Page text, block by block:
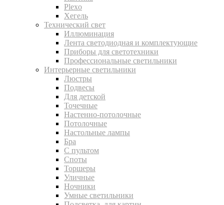
Plexo
Хегель
Технический свет
Иллюминация
Лента светодиодная и комплектующие
Приборы для светотехники
Профессиональные светильники
Интерьерные светильники
Люстры
Подвесы
Для детской
Точечные
Настенно-потолочные
Потолочные
Настольные лампы
Бра
С пультом
Споты
Торшеры
Уличные
Ночники
Умные светильники